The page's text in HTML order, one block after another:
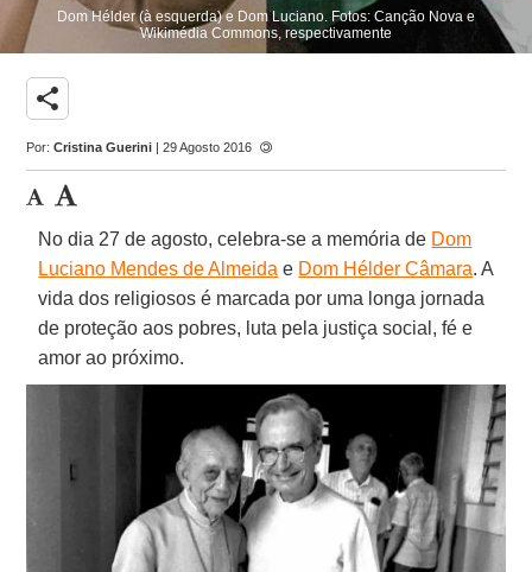
Dom Hélder (à esquerda) e Dom Luciano. Fotos: Canção Nova e
Wikimédia Commons, respectivamente
share
Por:Cristina Guerini | 29 Agosto 2016
No dia 27 de agosto, celebra-se a memória de Dom
Luciano Mendes de Almeida e Dom Hélder Câmara. A
vida dos religiosos é marcada por uma longa jornada
de proteção aos pobres, luta pela justiça social, fé e
amor ao próximo.